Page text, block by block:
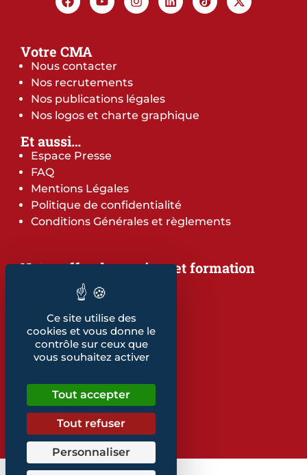
Votre CMA
Nous contacter
Nos recrutements
Nos publications légales
Nos logos et charte graphique
Et aussi…
Espace Presse
FAQ
Mentions Légales
Politique de confidentialité
Conditions Générales et règlements
Notre offre de services et formation
Notre offre de services
Notre offre de formation
Notre dépliant formation
Les indicateurs
Nos publications
Retrouvez également...
Notre glossaire
Ce site utilise des
cookies et vous donne le
contrôle sur ceux que
vous souhaitez activer
Tout accepter
Tout refuser
Personnaliser